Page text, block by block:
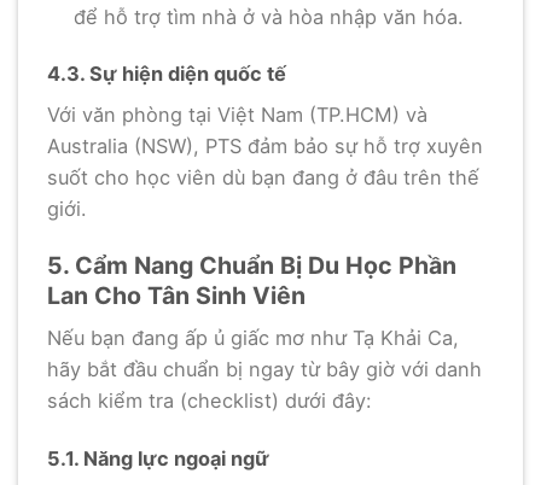
để hỗ trợ tìm nhà ở và hòa nhập văn hóa.
4.3. Sự hiện diện quốc tế
Với văn phòng tại Việt Nam (TP.HCM) và
Australia (NSW), PTS đảm bảo sự hỗ trợ xuyên
suốt cho học viên dù bạn đang ở đâu trên thế
giới.
5. Cẩm Nang Chuẩn Bị Du Học Phần
Lan Cho Tân Sinh Viên
Nếu bạn đang ấp ủ giấc mơ như Tạ Khải Ca,
hãy bắt đầu chuẩn bị ngay từ bây giờ với danh
sách kiểm tra (checklist) dưới đây:
5.1. Năng lực ngoại ngữ